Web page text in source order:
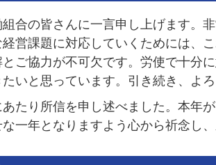
合の皆さんに一言申し上げます。
営課題に対応していくためには、
ご協力が不可欠です。労使で十分
いと思っています。引き続き、よ
あたり所信を申し述べました。本年
一年となりますよう心から祈念し